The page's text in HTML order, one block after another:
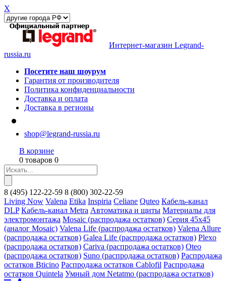
X
Интернет-магазин Legrand-
russia.ru
Посетите наш шоурум
Гарантия от производителя
Политика конфиденциальности
Доставка и оплата
Доставка в регионы
shop@legrand-russia.ru
В корзине
0 товаров 0
8 (495) 122-22-59 8 (800) 302-22-59
Living Now Valena Etika Inspiria Celiane Quteo Кабель-канал
DLP Кабель-канал Metra Автоматика и щиты Материалы для
электромонтажа Mosaic (распродажа остатков) Серия 45х45
(аналог Mosaic) Valena Life (распродажа остатков) Valena Allure
(распродажа остатков) Galea Life (распродажа остатков) Plexo
(распродажа остатков) Cariva (распродажа остатков) Oteo
(распродажа остатков) Suno (распродажа остатков) Распродажа
остатков Bticino Распродажа остатков Cablofil Распродажа
остатков Quintela Умный дом Netatmo (распродажа остатков)